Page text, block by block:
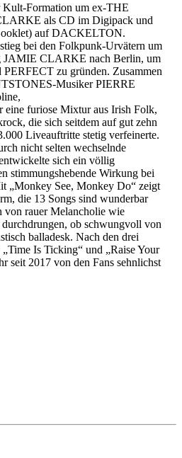
Kult-Formation um ex-THE
als CD im Digipack und
auf DACKELTON.
bei den Folkpunk-Urvätern um
CLARKE nach Berlin, um
PERFECT zu gründen. Zusammen
Musiker PIERRE
eine furiose Mixtur aus Irish Folk,
die sich seitdem auf gut zehn
Liveauftritte stetig verfeinerte.
nicht selten wechselnde
sich ein völlig
stimmungshebende Wirkung bei
„Monkey See, Monkey Do“ zeigt
die 13 Songs sind wunderbar
von rauer Melancholie wie
ob schwungvoll von
balladesk. Nach den drei
Is Ticking“ und „Raise Your
seit 2017 von den Fans sehnlichst